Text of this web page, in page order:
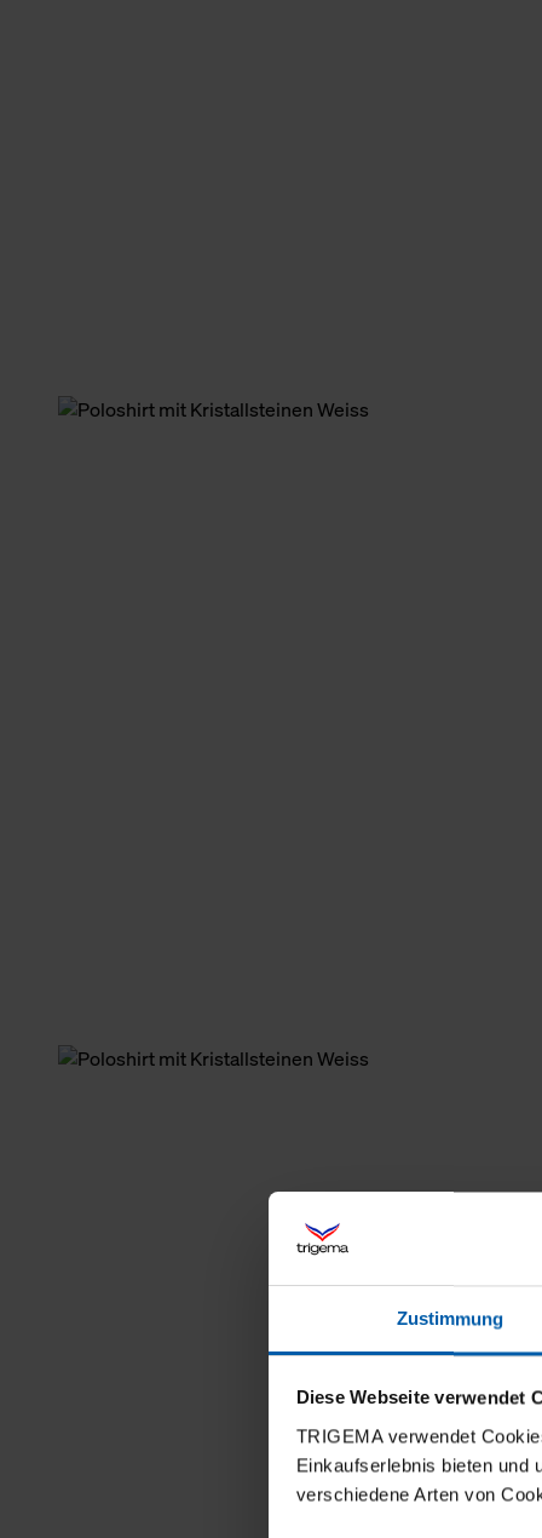
Zustimmung
Diese Webseite verwendet
TRIGEMA verwendet
Einkaufserlebnis bieten und
verschiedene Arten von